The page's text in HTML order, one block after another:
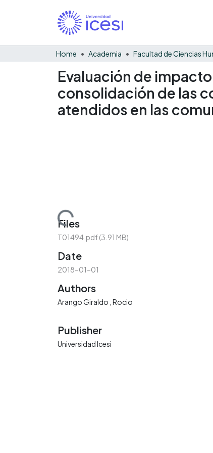
Home Academia Facultad de Ciencias
Evaluación de
consolidación de las
atendidos en las
Loading...
Files
T01494.pdf(3.91 MB)
Date
2018-01-01
Authors
Arango Giraldo , Rocio
Publisher
Universidad Icesi